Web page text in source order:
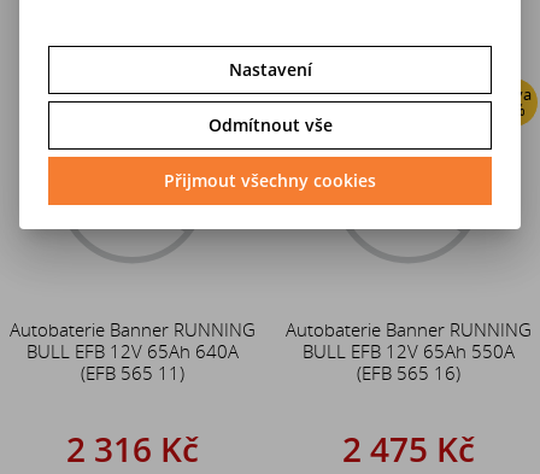
Sleva
2 %
Autobaterie Banner RUNNING
BULL EFB 12V 65Ah 640A
(EFB 565 11)
2 316 Kč
Sleva
2 %
Autobaterie Banner RUNNING
BULL EFB 12V 65Ah 550A
(EFB 565 16)
2 475 Kč
Nastavení
Odmítnout vše
Přijmout všechny cookies